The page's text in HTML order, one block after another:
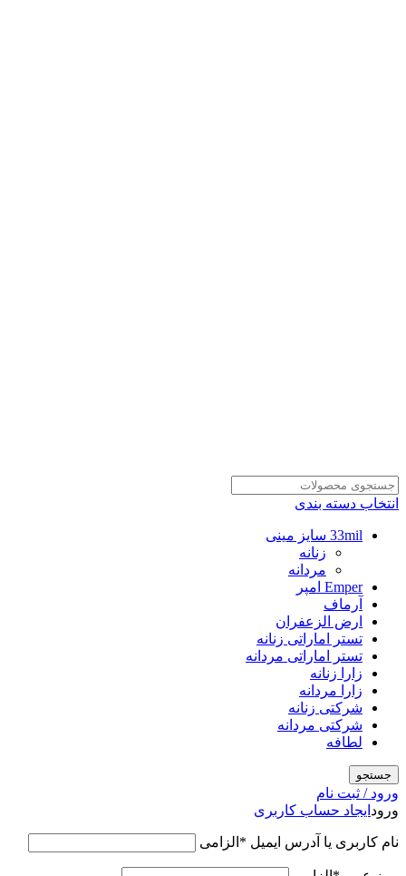
انتخاب دسته بندی
33mil سایز مینی
زنانه
مردانه
Emper امپر
آرماف
ارض الزعفران
تستر اماراتی زنانه
تستر اماراتی مردانه
زارا زنانه
زارا مردانه
شرکتی زنانه
شرکتی مردانه
لطافه
جستجو
ورود / ثبت نام
ورود ایجاد حساب کاربری
نام کاربری یا آدرس ایمیل * الزامی